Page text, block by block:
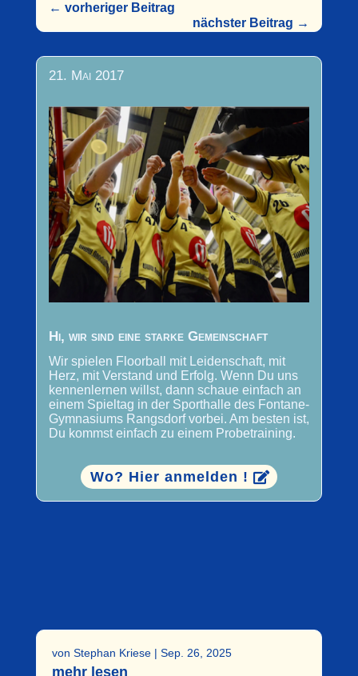
← vorheriger Beitrag
nächster Beitrag →
21. Mai 2017
Hi, wir sind eine starke Gemeinschaft
Wir spielen Floorball mit Leidenschaft, mit
Herz, mit Verstand und Erfolg. Wenn Du uns
kennenlernen willst, dann schaue einfach an
einem Spieltag in der Sporthalle des Fontane-
Gymnasiums Rangsdorf vorbei. Am besten ist,
Du kommst einfach zu einem Probetraining.
Wo? Hier anmelden !
von Stephan Kriese| Sep. 26, 2025
mehr lesen